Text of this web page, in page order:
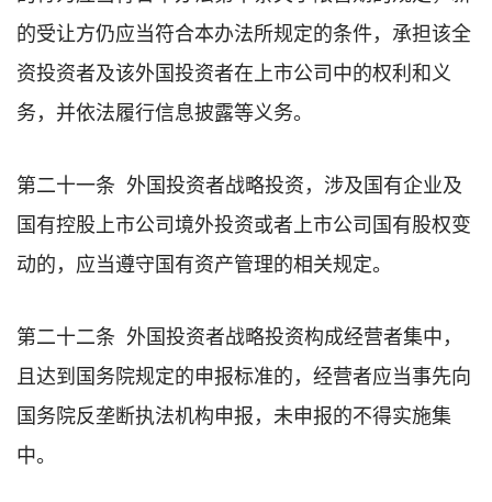
的受让方仍应当符合本办法所规定的条件，承担该全
资投资者及该外国投资者在上市公司中的权利和义
务，并依法履行信息披露等义务。
第二十一条 外国投资者战略投资，涉及国有企业及
国有控股上市公司境外投资或者上市公司国有股权变
动的，应当遵守国有资产管理的相关规定。
第二十二条 外国投资者战略投资构成经营者集中，
且达到国务院规定的申报标准的，经营者应当事先向
国务院反垄断执法机构申报，未申报的不得实施集
中。